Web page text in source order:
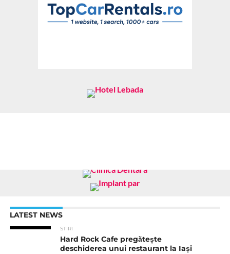
LATEST NEWS
STIRI
Hard Rock Cafe pregătește
deschiderea unui restaurant la Iași